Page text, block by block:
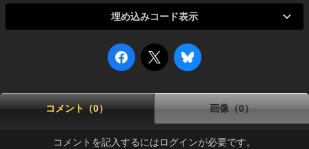
埋め込みコード表示
コメント（0） 画像（0）
コメントを記入するにはログインが必要です。